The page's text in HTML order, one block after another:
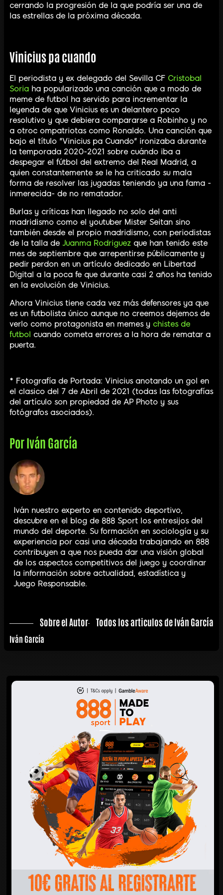
cerrando la progresión de la que podría ser una de
las estrellas de la próxima década.
Vinicius pa cuando
El periodista y ex delegado del Sevilla CF Cristobal
Soria ha popularizado una canción que a modo de
meme de futbol ha servido para incrementar la
leyenda de que Vinicius es un delantero poco
resolutivo y que debiera compararse a Robinho y no
a otroc ompatriotas como Ronaldo. Una canción que
bajo el título "Vinicius pa Cuando" ironizaba durante
la temporada 2020-2021 sobre cuándo iba a
despegar el fútbol del extremo del Real Madrid, a
quien constantemente se le ha criticado su mala
forma de resolver las jugadas teniendo ya una fama -
inmerecida- de no rematador.
Burlas y críticas han llegado no solo del anti
madridismo como el youtuber Mister Seitan sino
también desde el propio madridismo, con periodistas
de la talla de Juanma Rodriguez que han tenido este
mes de septiembre que arrepentirse públicamente y
pedir perdon en un artículo dedicado en Libertad
Digital a la poca fe que durante casi 2 años ha tenido
en la evolución de Vinicius.
Ahora Vinicius tiene cada vez más defensores ya que
es un futbolista único aunque no creemos dejemos de
verlo como protagonista en memes y chistes de
futbol cuando cometa errores a la hora de rematar a
puerta.
* Fotografía de Portada: Vinicius anotando un gol en
el clasico del 7 de Abril de 2021 (todas las fotografías
del artículo son propiedad de AP Photo y sus
fotógrafos asociados).
PorIván García
Iván nuestro experto en contenido deportivo,
descubre en el blog de 888 Sport los entresijos del
mundo del deporte. Su formación en sociología y su
experiencia por casi una década trabajando en 888
contribuyen a que nos pueda dar una visión global
de los aspectos competitivos del juego y coordinar
la información sobre actualidad, estadística y
Juego Responsable.
Sobre el Autor Todos los articulos de Iván García
Iván García